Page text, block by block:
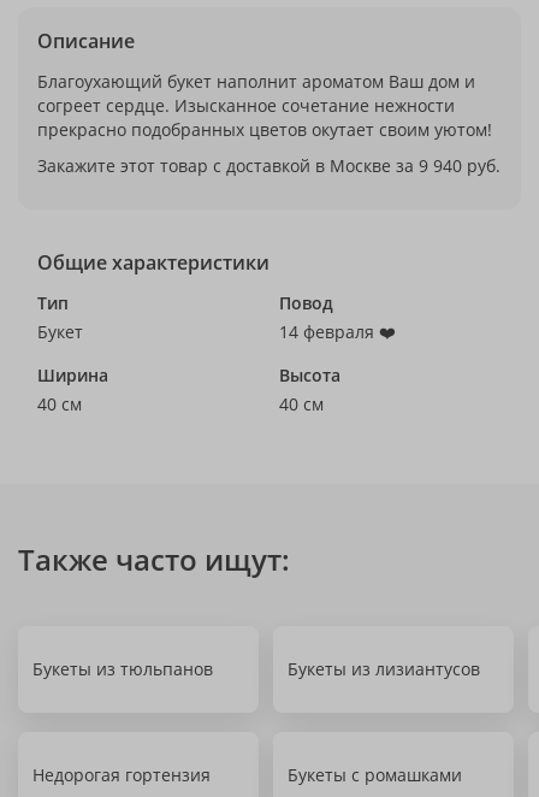
Описание
Благоухающий букет наполнит ароматом Ваш дом и
согреет сердце. Изысканное сочетание нежности
прекрасно подобранных цветов окутает своим уютом!
Закажите этот товар с доставкой в Москве за 9 940 руб.
Общие характеристики
Тип
Букет
Повод
14 февраля ❤️
Ширина
40 см
Высота
40 см
Также часто ищут:
Букеты из тюльпанов Букеты из лизиантусов
Недорогая гортензия Букеты с ромашками